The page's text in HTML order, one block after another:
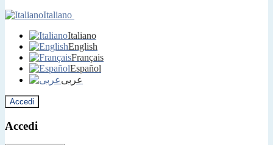
Italiano
Italiano
English
Français
Español
عربى
Accedi
Accedi